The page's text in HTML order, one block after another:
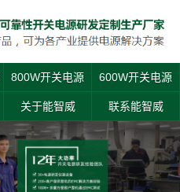
800W开关电源 600W开关电源
关于能智威 联系能智威